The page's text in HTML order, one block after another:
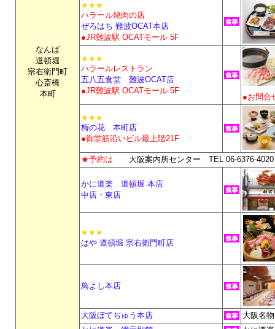
なんば
道頓堀
宗右衛門町
心斎橋
本町
★★★
ハラール焼肉の店
ぜろはち 難波OCAT本店
●JR難波駅 OCATモール 5F
★★★
ハラールレストラン
五八五食堂 難波OCAT店
●JR難波駅 OCATモール 5F
●お問
★★★
梅の花 本町店
●御堂筋沿いビル最上階21F
★予約は 大阪案内所センター TEL 06-6376-4020
かに道楽 道頓堀 本店
中店・東店
★★★
はや 道頓堀 宗右衛門町店
鳥よし本店
大阪ぼてぢゅう本店
大阪名